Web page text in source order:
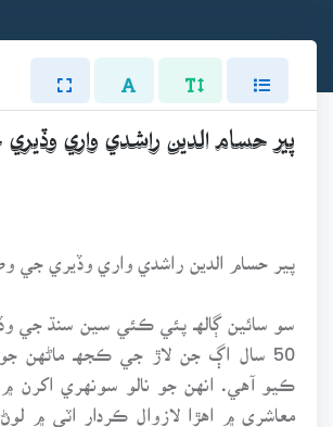
پير حسام الدين راشدي واري
پير حسام الدين راشدي واري وڏيري جي
سو سائين ڳالهـ پئي ڪئي سين سنڌ جي
50 سال اڳ جن لاڙ جي ڪجهـ ماڻهن
ڪيو آهي. انهن جو نالو سونهري اکرن ۾
معاشري ۾ اهڙا لازوال ڪردار اٽي ۾ لوڻ